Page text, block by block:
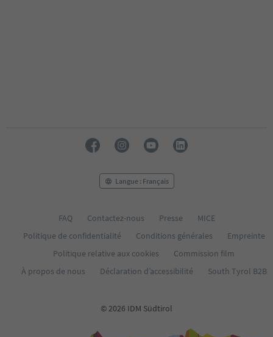
Langue : Français
FAQ Contactez-nous Presse
MICE
Politique de confidentialité
Conditions générales
Empreinte
Politique relative aux cookies
Commission film
À propos de nous
Déclaration d’accessibilité South Tyrol B2B
© 2026 IDM Südtirol